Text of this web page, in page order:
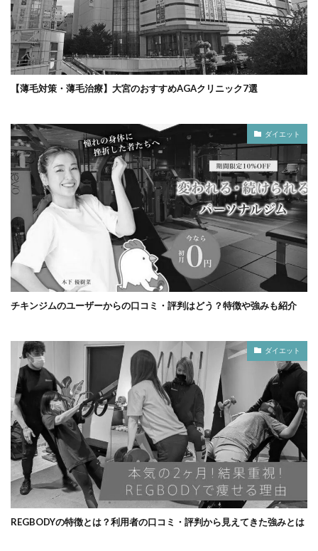
【薄毛対策・薄毛治療】大宮のおすすめAGAクリニック7選
ダイエット
チキンジムのユーザーからの口コミ・評判はどう？特徴や強みも紹介
ダイエット
REGBODYの特徴とは？利用者の口コミ・評判から見えてきた強みとは